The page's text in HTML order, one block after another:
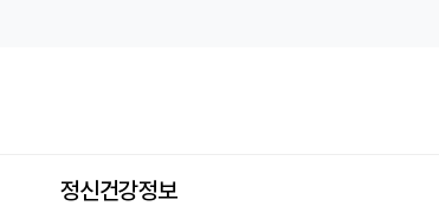
정신건강정보